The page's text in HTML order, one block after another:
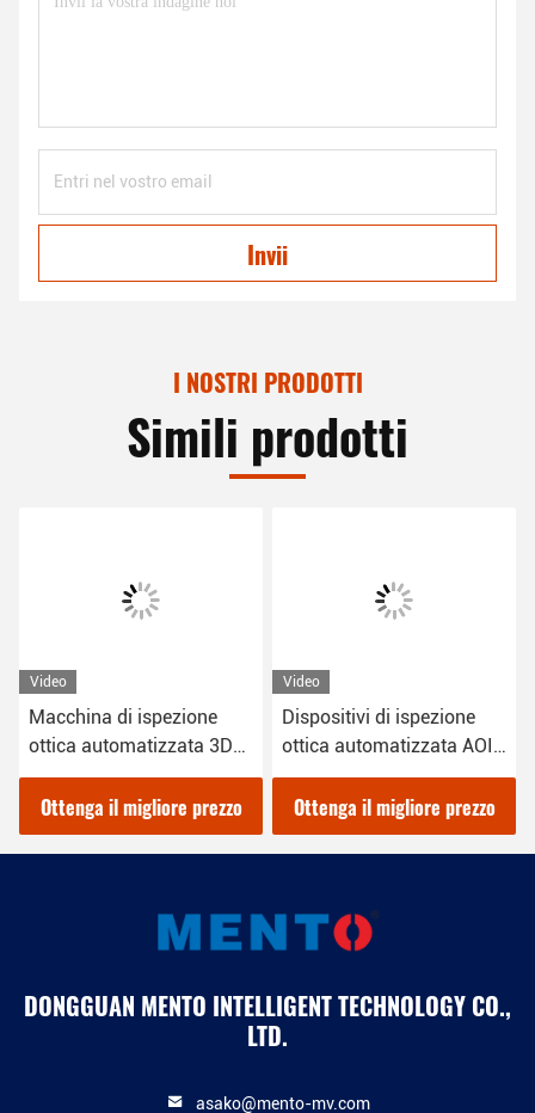
Invii
I NOSTRI PRODOTTI
Simili prodotti
ispezione
3D
Windows 10
prezzo
Dispositivi di ispezione
ottica automatizzata AOI
220V OEM
Ottenga il migliore prezzo
Ispezione
Machine RGB
illuminazione
Ottenga il
DONGGUAN MENTO INTELLIGENT TECHNOLOGY CO.,
LTD.
asako@mento-mv.com